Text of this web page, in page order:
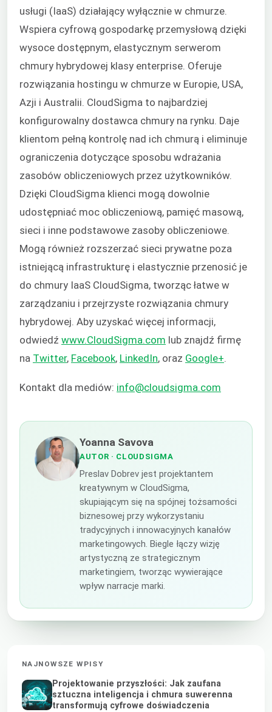
usługi (IaaS) działający wyłącznie w chmurze.
Wspiera cyfrową gospodarkę przemysłową dzięki
wysoce dostępnym, elastycznym serwerom
chmury hybrydowej klasy enterprise. Oferuje
rozwiązania hostingu w chmurze w Europie, USA,
Azji i Australii. CloudSigma to najbardziej
konfigurowalny dostawca chmury na rynku. Daje
klientom pełną kontrolę nad ich chmurą i eliminuje
ograniczenia dotyczące sposobu wdrażania
zasobów obliczeniowych przez użytkowników.
Dzięki CloudSigma klienci mogą dowolnie
udostępniać moc obliczeniową, pamięć masową,
sieci i inne podstawowe zasoby obliczeniowe.
Mogą również rozszerzać sieci prywatne poza
istniejącą infrastrukturę i elastycznie przenosić je
do chmury IaaS CloudSigma, tworząc łatwe w
zarządzaniu i przejrzyste rozwiązania chmury
hybrydowej. Aby uzyskać więcej informacji,
odwiedź www.CloudSigma.com lub znajdź firmę
na Twitter, Facebook, LinkedIn, oraz Google+
Kontakt dla mediów: info@cloudsigma.com
Yoanna Savova
AUTOR · CLOUDSIGMA
Preslav Dobrev jest projektantem
kreatywnym w CloudSigma,
skupiającym się na spójnej tożsamości
biznesowej przy wykorzystaniu
tradycyjnych i innowacyjnych kanałów
marketingowych. Biegle łączy wizję
artystyczną ze strategicznym
marketingiem, tworząc wywierające
wpływ narracje marki.
NAJNOWSZE WPISY
Projektowanie przyszłości: Jak zaufana
sztuczna inteligencja i chmura suwerenna
transformują cyfrowe doświadczenia